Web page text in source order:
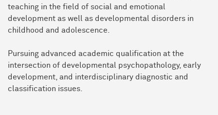
teaching in the field of social and emotional
development as well as developmental disorders in
childhood and adolescence.
Pursuing advanced academic qualification at the
intersection of developmental psychopathology, early
development, and interdisciplinary diagnostic and
classification issues.